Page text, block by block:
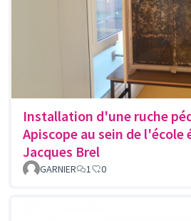
Installation d'une ruche
Apiscope au sein de l'école
Jacques Brel
GARNIER 1 0